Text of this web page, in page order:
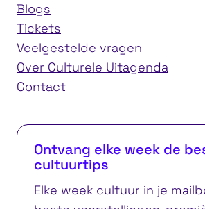
Blogs
Tickets
Veelgestelde vragen
Over Culturele Uitagenda
Contact
Ontvang elke week de
cultuurtips
Elke week cultuur in je